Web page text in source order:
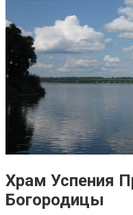
Храм Успения
Богородицы